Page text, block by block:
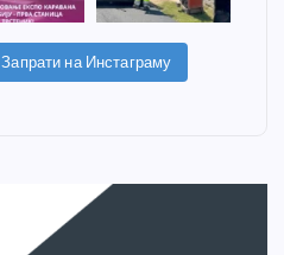
Запрати на Инстаграму